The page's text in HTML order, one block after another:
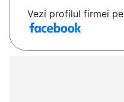
Vezi profilul firmei pe